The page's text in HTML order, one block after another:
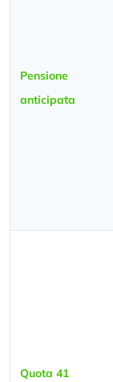
Pensione
anticipata
Quota 41